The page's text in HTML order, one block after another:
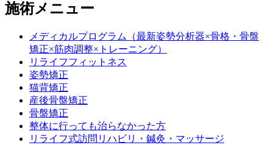
施術メニュー
メディカルプログラム（最新姿勢分析器×骨格・骨盤
矯正×筋肉調整×トレーニング）
リライフフィットネス
姿勢矯正
猫背矯正
産後骨盤矯正
骨盤矯正
整体に行っても治らなかった方
リライフ式訪問リハビリ・鍼灸・マッサージ